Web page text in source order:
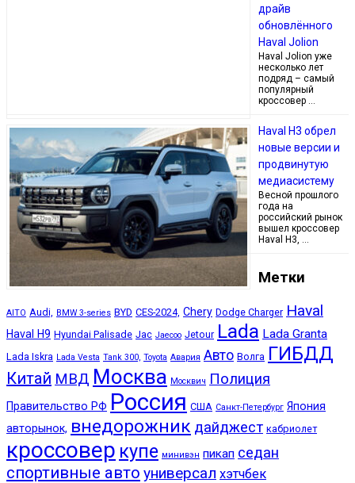
драйв
обновлённого
Haval Jolion
Haval Jolion уже
несколько лет
подряд – самый
популярный
кроссовер …
Haval H3 обрел
новые версии и
продвинутую
медиасистему
Весной прошлого
года на
российский рынок
вышел кроссовер
Haval H3, …
Метки
AITO Audi, BMW 3-series BYD CES-2024, Chery Dodge Charger Haval
Haval H9 Hyundai Palisade Jac Jaecoo Jetour Lada Lada Granta
Lada Iskra Lada Vesta Tank 300, Toyota Авария Авто Волга ГИБДД
Китай МВД Москва Москвич Полиция
Правительство РФ Россия США Санкт-Петербург Япония
авторынок, внедорожник дайджест кабриолет
кроссовер купе минивэн пикап седан
спортивные авто универсал хэтчбек